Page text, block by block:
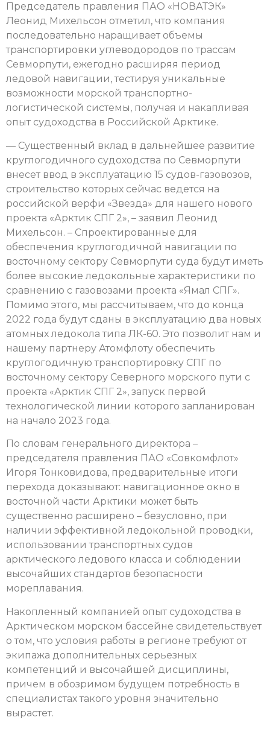
Председатель правления ПАО «НОВАТЭК»
Леонид Михельсон отметил, что компания
последовательно наращивает объемы
транспортировки углеводородов по трассам
Севморпути, ежегодно расширяя период
ледовой навигации, тестируя уникальные
возможности морской транспортно-
логистической системы, получая и накапливая
опыт судоходства в Российской Арктике.
— Существенный вклад в дальнейшее развитие
круглогодичного судоходства по Севморпути
внесет ввод в эксплуатацию 15 судов-газовозов,
строительство которых сейчас ведется на
российской верфи «Звезда» для нашего нового
проекта «Арктик СПГ 2», – заявил Леонид
Михельсон. – Спроектированные для
обеспечения круглогодичной навигации по
восточному сектору Севморпути суда будут иметь
более высокие ледокольные характеристики по
сравнению с газовозами проекта «Ямал СПГ».
Помимо этого, мы рассчитываем, что до конца
2022 года будут сданы в эксплуатацию два новых
атомных ледокола типа ЛК-60. Это позволит нам и
нашему партнеру Атомфлоту обеспечить
круглогодичную транспортировку СПГ по
восточному сектору Северного морского пути с
проекта «Арктик СПГ 2», запуск первой
технологической линии которого запланирован
на начало 2023 года.
По словам генерального директора –
председателя правления ПАО «Совкомфлот»
Игоря Тонковидова, предварительные итоги
перехода доказывают: навигационное окно в
восточной части Арктики может быть
существенно расширено – безусловно, при
наличии эффективной ледокольной проводки,
использовании транспортных судов
арктического ледового класса и соблюдении
высочайших стандартов безопасности
мореплавания.
Накопленный компанией опыт судоходства в
Арктическом морском бассейне свидетельствует
о том, что условия работы в регионе требуют от
экипажа дополнительных серьезных
компетенций и высочайшей дисциплины,
причем в обозримом будущем потребность в
специалистах такого уровня значительно
вырастет.